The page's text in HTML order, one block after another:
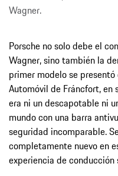
Wagner.
Porsche no solo debe el
Wagner, sino también la
primer modelo se
Automóvil de Fráncfort, en
era ni un descapotable ni
mundo con una barra
seguridad incomparable.
completamente nuevo en
experiencia de conducción